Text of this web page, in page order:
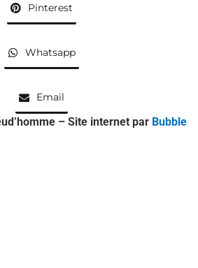
Pinterest
Whatsapp
Email
– Site internet par Bubble